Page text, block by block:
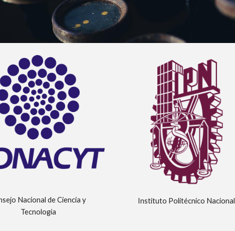
Nacional de Ciencia y
Tecnología
Instituto Politécnico Nacional